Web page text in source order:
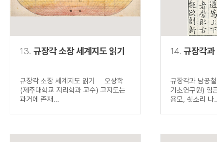
13. 규장각 소장 세계지도 읽기
규장각 소장 세계지도 읽기 오상학
(제주대학교 지리학과 교수) 고지도는
과거에 존재...
14. 규장각과
규장각과 남공
기초연구원) 임
용모, 쇳소리 나